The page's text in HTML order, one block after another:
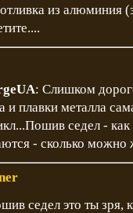
из алюминия
: Слишком
и плавки металла
седел -
- сколько можно
седел это ты зря,